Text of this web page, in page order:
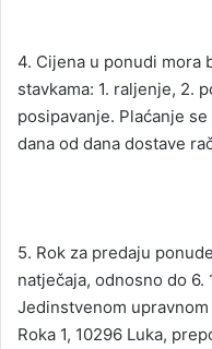
4. Cijena u ponudi mora
stavkama: 1. raljenje, 2.
posipavanje. Plaćanje
dana od dana dostave
5. Rok za predaju
natječaja, odnosno do 6.
Jedinstvenom
Roka 1, 10296 Luka,